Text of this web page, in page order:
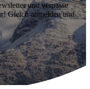
und verpasse
Gleich anmelden und